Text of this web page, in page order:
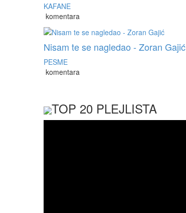
KAFANE
komentara
Nisam te se nagledao - Zoran Gajić
PESME
komentara
TOP 20 PLEJLISTA